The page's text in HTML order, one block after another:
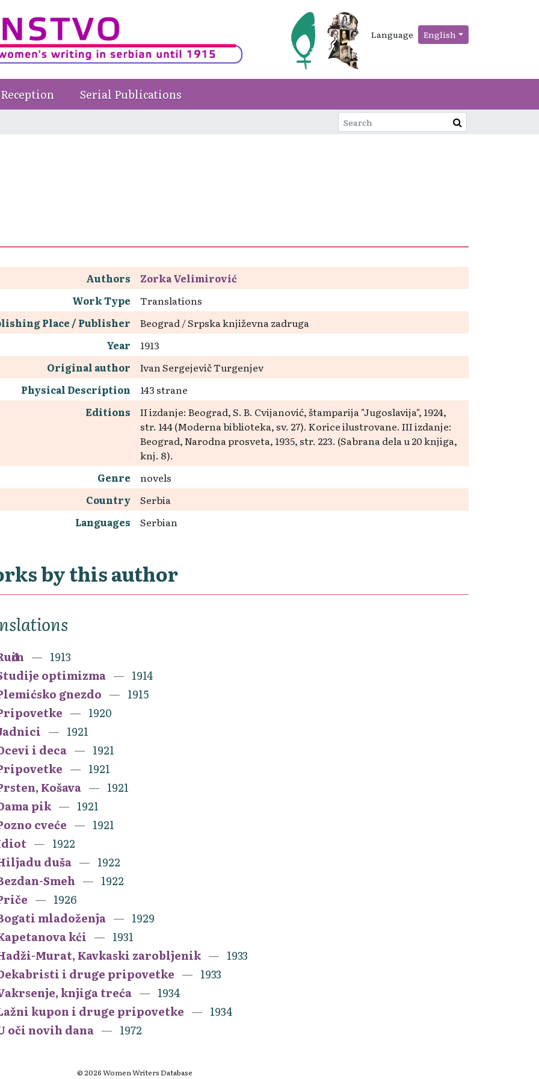
Language English
Reception Serial Publications
Authors
Zorka Velimirović
Work Type
Translations
Place / Publisher
Beograd / Srpska književna zadruga
Year
1913
Original author
Ivan Sergejevič Turgenjev
Physical Description
143 strane
Editions
II izdanje: Beograd, S. B. Cvijanović, štamparija "Jugoslavija", 1924,
str. 144 (Moderna biblioteka, sv. 27). Korice ilustrovane. III izdanje:
Beograd, Narodna prosveta, 1935, str. 223. (Sabrana dela u 20 knjiga,
knj. 8).
Genre
novels
Country
Serbia
Languages
Serbian
by this author
1913
optimizma
1914
gnezdo
1915
1920
1921
i deca
1921
1921
Košava
1921
pik
1921
cveće
1921
1922
duša
1922
Smeh
1922
1926
mladoženja
1929
kći
1931
Murat, Kavkaski zarobljenik
1933
i druge pripovetke
1933
knjiga treća
1934
kupon i druge pripovetke
1934
oči novih dana
1972
© 2026 Women Writers Database